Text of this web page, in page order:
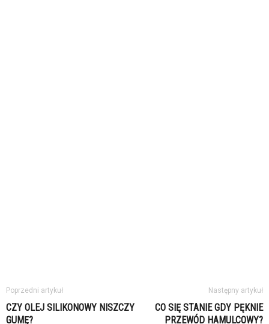
Poprzedni artykuł
CZY OLEJ SILIKONOWY NISZCZY
GUMĘ?
Następny artykuł
CO SIĘ STANIE GDY PĘKNIE
PRZEWÓD HAMULCOWY?